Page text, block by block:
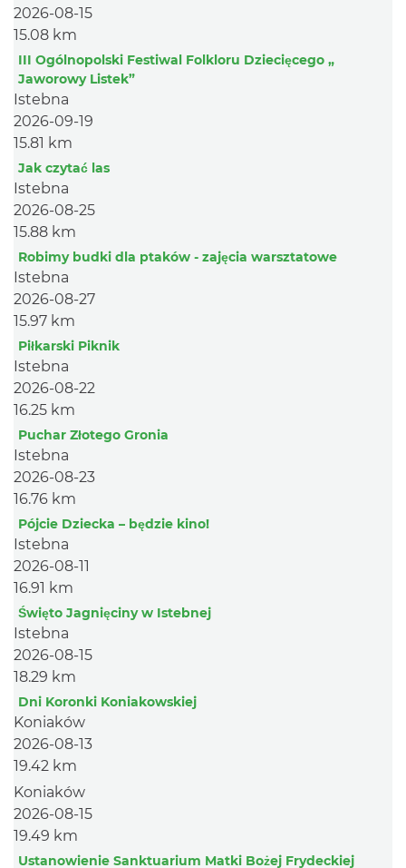
2026-08-15
15.08 km
III Ogólnopolski Festiwal Folkloru Dziecięcego „
Jaworowy Listek”
Istebna
2026-09-19
15.81 km
Jak czytać las
Istebna
2026-08-25
15.88 km
Robimy budki dla ptaków - zajęcia warsztatowe
Istebna
2026-08-27
15.97 km
Piłkarski Piknik
Istebna
2026-08-22
16.25 km
Puchar Złotego Gronia
Istebna
2026-08-23
16.76 km
Pójcie Dziecka – będzie kino!
Istebna
2026-08-11
16.91 km
Święto Jagnięciny w Istebnej
Istebna
2026-08-15
18.29 km
Dni Koronki Koniakowskiej
Koniaków
2026-08-13
19.42 km
Koniaków
2026-08-15
19.49 km
Ustanowienie Sanktuarium Matki Bożej Frydeckiej